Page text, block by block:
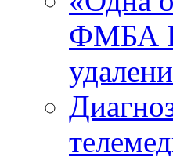
ФМБА